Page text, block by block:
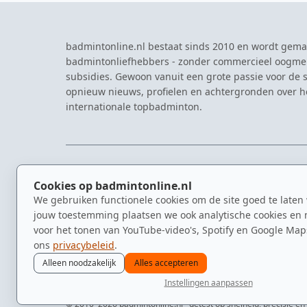
Cookies op badmintonline.nl
We gebruiken functionele cookies om de site goed te laten
jouw toestemming plaatsen we ook analytische cookies en
voor het tonen van YouTube-video's, Spotify en Google
ons privacybeleid.
Alleen noodzakelijk
Alles accepteren
Instellingen aanpassen
badmintonline.nl bestaat sinds 2010 en wordt
badmintonliefhebbers - zonder commercieel
subsidies. Gewoon vanuit een grote passie voor de
opnieuw nieuws, profielen en achtergronden over
internationale topbadminton.
Nieuws
Kennisbank
Spelers
Clubs
Video's
Eredivisie
NK
Dutch
© 2010–2026 badmintonline.nl · getest op snelheid, precisie